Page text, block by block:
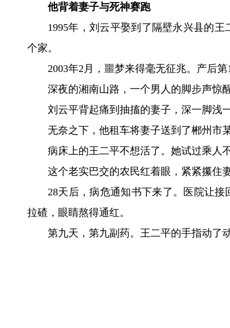
他背着妻子与死神赛跑
1995年，刘云平娶到了隔壁永兴县的
个家。
2003年2月，噩梦来得毫无征兆。产后
深夜的湘南山路，一个男人的脚步声惊
刘云平背起痛到抽搐的妻子，深一脚浅
无奈之下，他租车将妻子送到了郴州市
病床上的王二平不想活了。她试过乘人
这个老实巴交的农民红着眼，紧紧攥住
28天后，病危通知书下来了。医院让
拉碴，眼睛熬得通红。
第九天，第九副药。王二平的手指动了